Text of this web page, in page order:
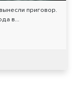
приговор.
в...